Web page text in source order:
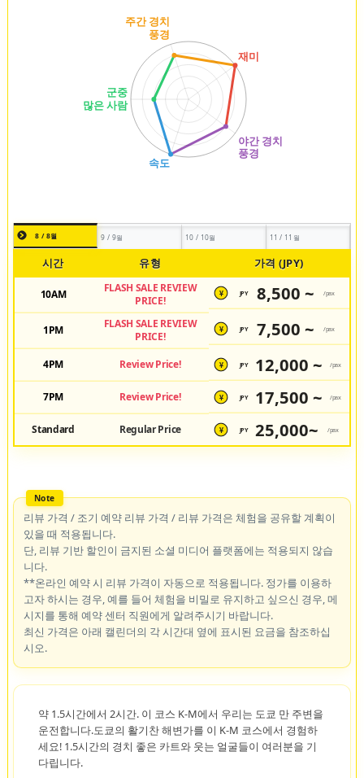
8 / 8월 9 / 9월 10 / 10월 11 / 11월
시간 유형 가격 (JPY)
10AM
FLASH SALE REVIEW
PRICE!
¥ JPY 8,500 ~ /pax
1PM
FLASH SALE REVIEW
PRICE!
¥ JPY 7,500 ~ /pax
4PM Review Price! ¥ JPY 12,000 ~ /pax
7PM Review Price! ¥ JPY 17,500 ~ /pax
Standard Regular Price ¥ JPY 25,000~ /pax
리뷰 가격 / 조기 예약 리뷰 가격 / 리뷰 가격은 체험을 공유할 계획이
있을 때 적용됩니다.
단, 리뷰 기반 할인이 금지된 소셜 미디어 플랫폼에는 적용되지 않습
니다.
**온라인 예약 시 리뷰 가격이 자동으로 적용됩니다. 정가를 이용하
고자 하시는 경우, 예를 들어 체험을 비밀로 유지하고 싶으신 경우, 메
시지를 통해 예약 센터 직원에게 알려주시기 바랍니다.
최신 가격은 아래 캘린더의 각 시간대 옆에 표시된 요금을 참조하십
시오.
약 1.5시간에서 2시간. 이 코스 K-M에서 우리는 도쿄 만 주변을
운전합니다.도쿄의 활기찬 해변가를 이 K-M 코스에서 경험하
세요! 1.5시간의 경치 좋은 카트와 웃는 얼굴들이 여러분을 기
다립니다.